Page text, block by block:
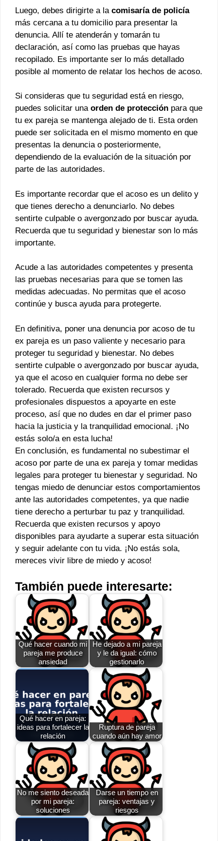
Luego, debes dirigirte a la comisaría de policía
más cercana a tu domicilio para presentar la
denuncia. Allí te atenderán y tomarán tu
declaración, así como las pruebas que hayas
recopilado. Es importante ser lo más detallado
posible al momento de relatar los hechos de acoso.
Si consideras que tu seguridad está en riesgo,
puedes solicitar una orden de protección para que
tu ex pareja se mantenga alejado de ti. Esta orden
puede ser solicitada en el mismo momento en que
presentas la denuncia o posteriormente,
dependiendo de la evaluación de la situación por
parte de las autoridades.
Es importante recordar que el acoso es un delito y
que tienes derecho a denunciarlo. No debes
sentirte culpable o avergonzado por buscar ayuda.
Recuerda que tu seguridad y bienestar son lo más
importante.
Acude a las autoridades competentes y presenta
las pruebas necesarias para que se tomen las
medidas adecuadas. No permitas que el acoso
continúe y busca ayuda para protegerte.
En definitiva, poner una denuncia por acoso de tu
ex pareja es un paso valiente y necesario para
proteger tu seguridad y bienestar. No debes
sentirte culpable o avergonzado por buscar ayuda,
ya que el acoso en cualquier forma no debe ser
tolerado. Recuerda que existen recursos y
profesionales dispuestos a apoyarte en este
proceso, así que no dudes en dar el primer paso
hacia la justicia y la tranquilidad emocional. ¡No
estás solo/a en esta lucha!
En conclusión, es fundamental no subestimar el
acoso por parte de una ex pareja y tomar medidas
legales para proteger tu bienestar y seguridad. No
tengas miedo de denunciar estos comportamientos
ante las autoridades competentes, ya que nadie
tiene derecho a perturbar tu paz y tranquilidad.
Recuerda que existen recursos y apoyo
disponibles para ayudarte a superar esta situación
y seguir adelante con tu vida. ¡No estás sola,
mereces vivir libre de miedo y acoso!
También puede interesarte:
Qué hacer cuando mi
pareja me produce
ansiedad
He dejado a mi pareja
y le da igual: cómo
gestionarlo
Qué hacer en pareja:
ideas para fortalecer la
relación
Ruptura de pareja
cuando aún hay amor
No me siento deseada
por mi pareja:
soluciones
Darse un tiempo en
pareja: ventajas y
riesgos